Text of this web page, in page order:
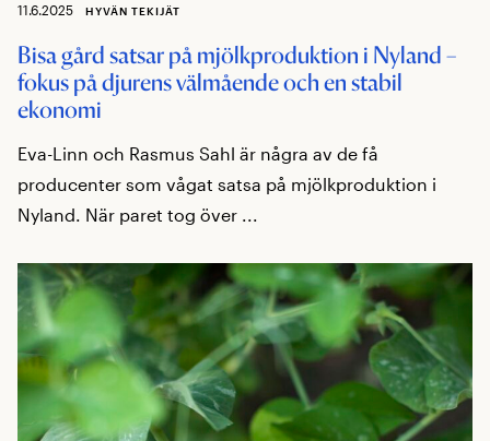
11.6.2025 HYVÄN TEKIJÄT
Bisa gård satsar på mjölkproduktion i Nyland –
fokus på djurens välmående och en stabil
ekonomi
Eva-Linn och Rasmus Sahl är några av de få
producenter som vågat satsa på mjölkproduktion i
Nyland. När paret tog över ...